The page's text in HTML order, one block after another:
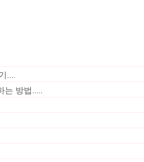
....
는 방법.....